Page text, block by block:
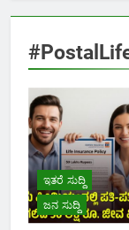
ಇತರೆ ಸುದ್ದಿ
ಜನ ಸುದ್ದಿ